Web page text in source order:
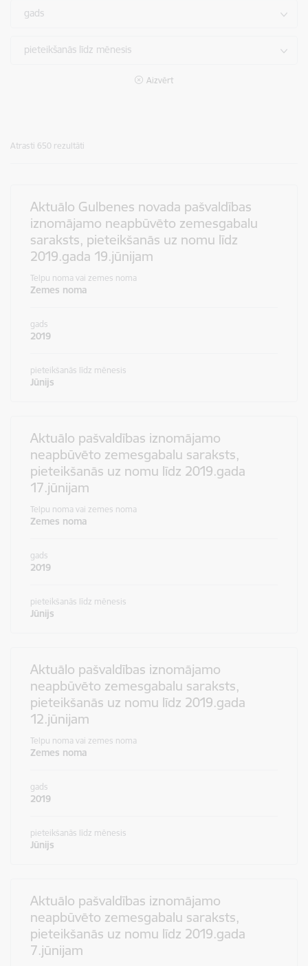
gads
pieteikšanās līdz mēnesis
Aizvērt
Atrasti 650 rezultāti
Aktuālo Gulbenes novada pašvaldības
iznomājamo neapbūvēto zemesgabalu
saraksts, pieteikšanās uz nomu līdz
2019.gada 19.jūnijam
Telpu noma vai zemes noma
Zemes noma
gads
2019
pieteikšanās līdz mēnesis
Jūnijs
Aktuālo pašvaldības iznomājamo
neapbūvēto zemesgabalu saraksts,
pieteikšanās uz nomu līdz 2019.gada
17.jūnijam
Telpu noma vai zemes noma
Zemes noma
gads
2019
pieteikšanās līdz mēnesis
Jūnijs
Aktuālo pašvaldības iznomājamo
neapbūvēto zemesgabalu saraksts,
pieteikšanās uz nomu līdz 2019.gada
12.jūnijam
Telpu noma vai zemes noma
Zemes noma
gads
2019
pieteikšanās līdz mēnesis
Jūnijs
Aktuālo pašvaldības iznomājamo
neapbūvēto zemesgabalu saraksts,
pieteikšanās uz nomu līdz 2019.gada
7.jūnijam